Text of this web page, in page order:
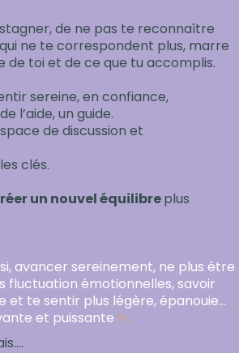
de ne pas te reconnaître
ne te correspondent plus, marre
de toi et de ce que tu accomplis.
sereine, en confiance,
l’aide, un guide.
de discussion et
clés.
un nouvel équilibreplus
avancer sereinement, ne plus être
fluctuation émotionnelles, savoir
et te sentir plus légère, épanouie...
et puissante ✨.